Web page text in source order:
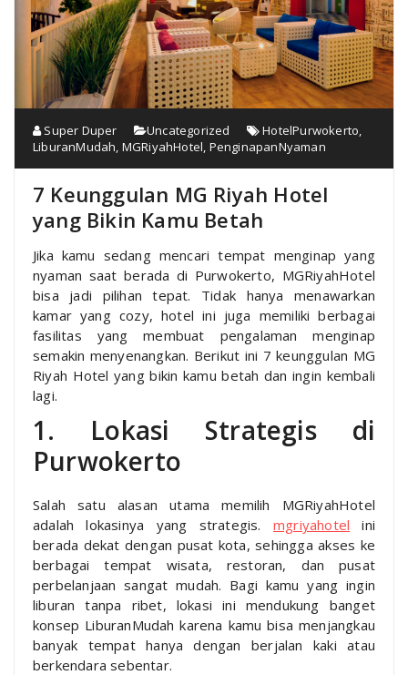
Super Duper Uncategorized HotelPurwokerto,
LiburanMudah, MGRiyahHotel, PenginapanNyaman
7 Keunggulan MG Riyah Hotel
yang Bikin Kamu Betah
Jika kamu sedang mencari tempat menginap yang
nyaman saat berada di Purwokerto, MGRiyahHotel
bisa jadi pilihan tepat. Tidak hanya menawarkan
kamar yang cozy, hotel ini juga memiliki berbagai
fasilitas yang membuat pengalaman menginap
semakin menyenangkan. Berikut ini 7 keunggulan MG
Riyah Hotel yang bikin kamu betah dan ingin kembali
lagi.
1. Lokasi Strategis di
Purwokerto
Salah satu alasan utama memilih MGRiyahHotel
adalah lokasinya yang strategis. mgriyahotel ini
berada dekat dengan pusat kota, sehingga akses ke
berbagai tempat wisata, restoran, dan pusat
perbelanjaan sangat mudah. Bagi kamu yang ingin
liburan tanpa ribet, lokasi ini mendukung banget
konsep LiburanMudah karena kamu bisa menjangkau
banyak tempat hanya dengan berjalan kaki atau
berkendara sebentar.